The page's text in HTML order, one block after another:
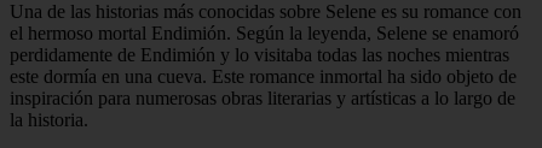
Una de las historias más conocidas sobre Selene es su romance con
el hermoso mortal Endimión. Según la leyenda, Selene se enamoró
perdidamente de Endimión y lo visitaba todas las noches mientras
este dormía en una cueva. Este romance inmortal ha sido objeto de
inspiración para numerosas obras literarias y artísticas a lo largo de
la historia.